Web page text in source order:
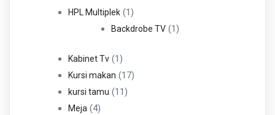
HPL Multiplek 11
Produk
Backdrobe TV 11
Kabinet Tv 11
Produk
Kursi makan 1717
kursi tamu 1111
Meja 44